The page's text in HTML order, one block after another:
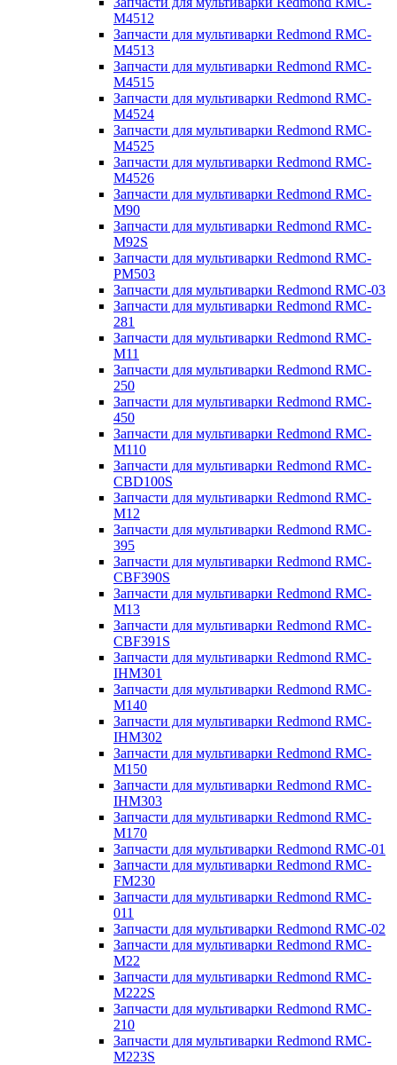
M4512
Запчасти для мультиварки Redmond RMC-
M4513
Запчасти для мультиварки Redmond RMC-
M4515
Запчасти для мультиварки Redmond RMC-
M4524
Запчасти для мультиварки Redmond RMC-
M4525
Запчасти для мультиварки Redmond RMC-
M4526
Запчасти для мультиварки Redmond RMC-
M90
Запчасти для мультиварки Redmond RMC-
M92S
Запчасти для мультиварки Redmond RMC-
PM503
Запчасти для мультиварки Redmond RMC-03
Запчасти для мультиварки Redmond RMC-
281
Запчасти для мультиварки Redmond RMC-
M11
Запчасти для мультиварки Redmond RMC-
250
Запчасти для мультиварки Redmond RMC-
450
Запчасти для мультиварки Redmond RMC-
M110
Запчасти для мультиварки Redmond RMC-
CBD100S
Запчасти для мультиварки Redmond RMC-
M12
Запчасти для мультиварки Redmond RMC-
395
Запчасти для мультиварки Redmond RMC-
CBF390S
Запчасти для мультиварки Redmond RMC-
M13
Запчасти для мультиварки Redmond RMC-
CBF391S
Запчасти для мультиварки Redmond RMC-
IHM301
Запчасти для мультиварки Redmond RMC-
M140
Запчасти для мультиварки Redmond RMC-
IHM302
Запчасти для мультиварки Redmond RMC-
M150
Запчасти для мультиварки Redmond RMC-
IHM303
Запчасти для мультиварки Redmond RMC-
M170
Запчасти для мультиварки Redmond RMC-01
Запчасти для мультиварки Redmond RMC-
FM230
Запчасти для мультиварки Redmond RMC-
011
Запчасти для мультиварки Redmond RMC-02
Запчасти для мультиварки Redmond RMC-
M22
Запчасти для мультиварки Redmond RMC-
M222S
Запчасти для мультиварки Redmond RMC-
210
Запчасти для мультиварки Redmond RMC-
M223S